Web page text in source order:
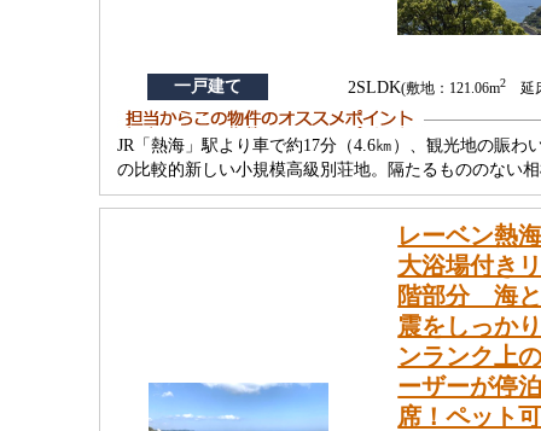
一戸建て 2SLDK(敷地：121.06m2延床
JR「熱海」駅より車で約17分（4.6㎞）、観光地の賑
の比較的新しい小規模高級別荘地。隔たるもののない
レーベン熱
大浴場付き
階部分 海
震をしっか
ンランク上
ーザーが停
席！ペット